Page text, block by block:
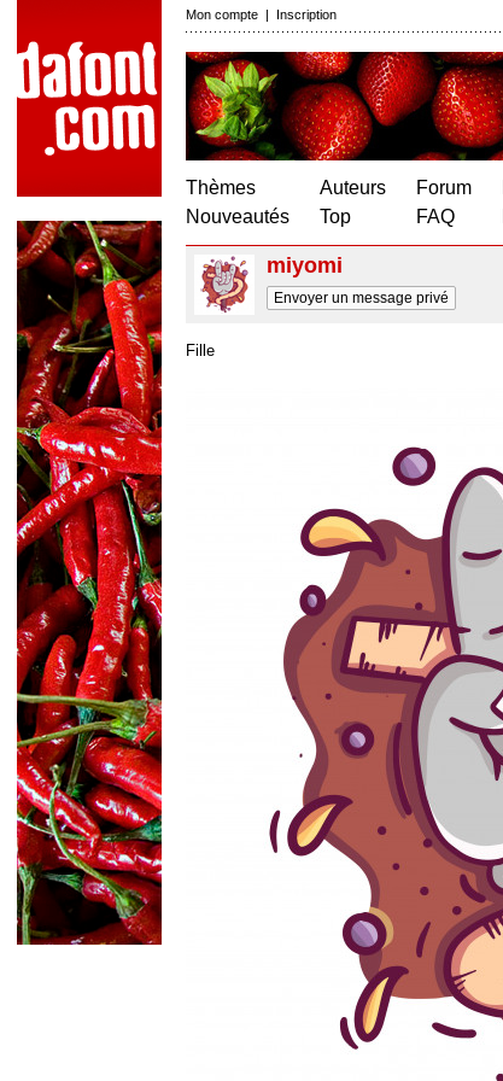
Mon compte | Inscription
Thèmes
Nouveautés
Auteurs
Top
Forum
FAQ
miyomi
Envoyer un message privé
Fille